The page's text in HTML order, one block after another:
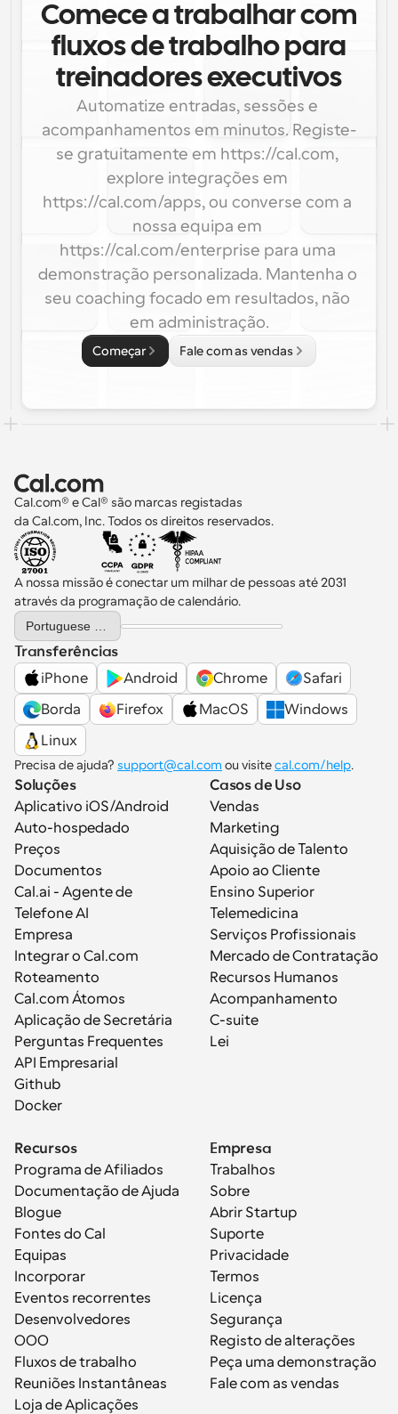
Comece a trabalhar com
fluxos de trabalho para
treinadores executivos
Automatize entradas, sessões e
acompanhamentos em minutos. Registe-
se gratuitamente em https://cal.com,
explore integrações em
https://cal.com/apps, ou converse com a
nossa equipa em
https://cal.com/enterprise para uma
demonstração personalizada. Mantenha o
seu coaching focado em resultados, não
em administração.
Começar Fale com as vendas
Cal.com® e Cal® são marcas registadas
da Cal.com, Inc. Todos os direitos reservados.
A nossa missão é conectar um milhar de pessoas até 2031
através da programação de calendário.
Select Language
Transferências
iPhone
Android Chrome
Safari
Borda
Firefox MacOS
Windows
Linux
Precisa de ajuda? support@cal.com ou visite cal.com/help.
Soluções
Aplicativo iOS/Android
Auto-hospedado
Preços
Documentos
Cal.ai - Agente de
Telefone AI
Empresa
Integrar o Cal.com
Roteamento
Cal.com Átomos
Aplicação de Secretária
Perguntas Frequentes
API Empresarial
Github
Docker
Casos de Uso
Vendas
Marketing
Aquisição de Talento
Apoio ao Cliente
Ensino Superior
Telemedicina
Serviços Profissionais
Mercado de Contratação
Recursos Humanos
Acompanhamento
C-suite
Lei
Recursos
Programa de Afiliados
Documentação de Ajuda
Blogue
Fontes do Cal
Equipas
Incorporar
Eventos recorrentes
Desenvolvedores
OOO
Fluxos de trabalho
Reuniões Instantâneas
Loja de Aplicações
Empresa
Trabalhos
Sobre
Abrir Startup
Suporte
Privacidade
Termos
Licença
Segurança
Registo de alterações
Peça uma demonstração
Fale com as vendas